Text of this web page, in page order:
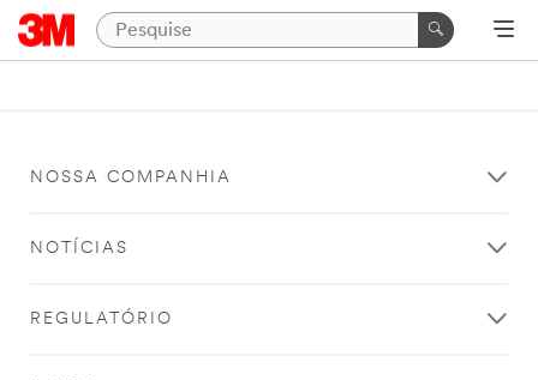
NOSSA COMPANHIA
NOTÍCIAS
REGULATÓRIO